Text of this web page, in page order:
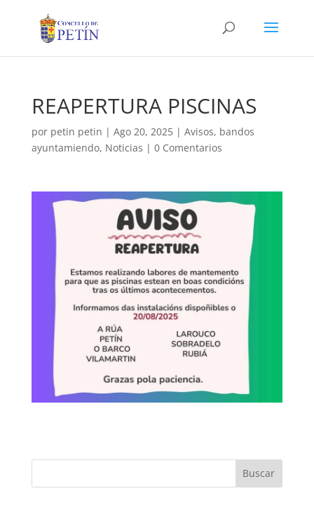
REAPERTURA PISCINAS
por petin petin | Ago 20, 2025| Avisos, bandos
ayuntamiendo, Noticias | 0 Comentarios